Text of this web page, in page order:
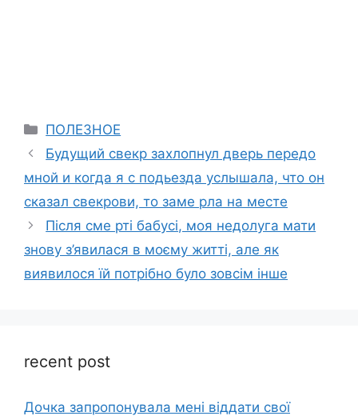
Categories
ПОЛЕЗНОЕ
Будущий свекр захлопнул дверь передо
мной и когда я с подьезда услышала, что он
сказал свекрови, то заме рла на месте
Після сме рті бабусі, моя недолуга мати
знову з’явилася в моєму житті, але як
виявилося їй потрібно було зовсім інше
recent post
Дочка запpопонувала мені віддати свої